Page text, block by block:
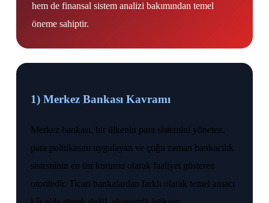
hem de finansal sistem analizi bakımından temel
öneme sahiptir.
1) Merkez Bankası Kavramı
Merkez bankası, bir ülkenin para sistemini yöneten,
para politikasını uygulayan ve çoğu zaman bankacılık
sisteminin en üst kurumu olarak faaliyet gösteren
otoritedir. Ticari bankalardan farklı olarak temel amacı